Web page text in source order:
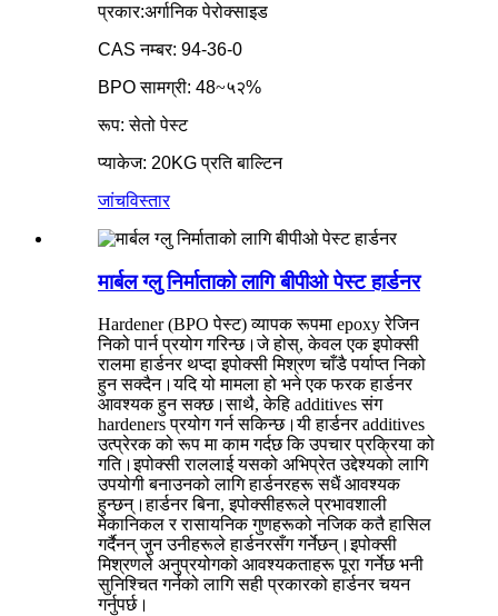
प्रकार:अर्गानिक पेरोक्साइड
CAS नम्बर: 94-36-0
BPO सामग्री: 48~५२%
रूप: सेतो पेस्ट
प्याकेज: 20KG प्रति बाल्टिन
जांचविस्तार
मार्बल ग्लु निर्माताको लागि बीपीओ पेस्ट हार्डनर
Hardener (BPO पेस्ट) व्यापक रूपमा epoxy रेजिन
निको पार्न प्रयोग गरिन्छ।जे होस्, केवल एक इपोक्सी
रालमा हार्डनर थप्दा इपोक्सी मिश्रण चाँडै पर्याप्त निको
हुन सक्दैन।यदि यो मामला हो भने एक फरक हार्डनर
आवश्यक हुन सक्छ।साथै, केहि additives संग
hardeners प्रयोग गर्न सकिन्छ।यी हार्डनर additives
उत्प्रेरक को रूप मा काम गर्दछ कि उपचार प्रक्रिया को
गति।इपोक्सी राललाई यसको अभिप्रेत उद्देश्यको लागि
उपयोगी बनाउनको लागि हार्डनरहरू सधैं आवश्यक
हुन्छन्।हार्डनर बिना, इपोक्सीहरूले प्रभावशाली
मेकानिकल र रासायनिक गुणहरूको नजिक कतै हासिल
गर्दैनन् जुन उनीहरूले हार्डनरसँग गर्नेछन्।इपोक्सी
मिश्रणले अनुप्रयोगको आवश्यकताहरू पूरा गर्नेछ भनी
सुनिश्चित गर्नको लागि सही प्रकारको हार्डनर चयन
गर्नुपर्छ।